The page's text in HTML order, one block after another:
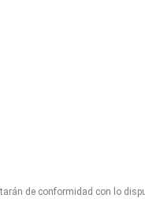
de conformidad con lo